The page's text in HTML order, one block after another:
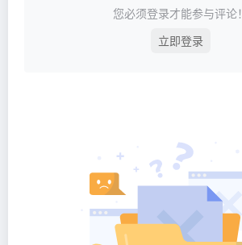
您必须登录才能参与评论！
立即登录